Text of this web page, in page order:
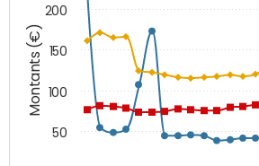
Montants (€)
50
100
150
200